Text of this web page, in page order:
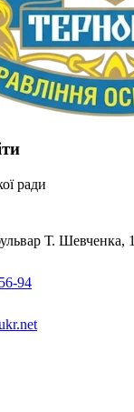
ради
Т. Шевченка, 1
94